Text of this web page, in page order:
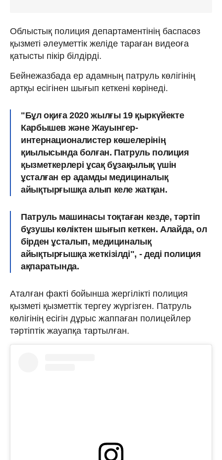
Облыстық полиция департаментінің баспасөз
қызметі әлеуметтік желіде тараған видеоға
қатысты пікір білдірді.
Бейнежазбада ер адамның патруль көлігінің
артқы есігінен шығып кеткені көрінеді.
"Бұл оқиға 2020 жылғы 19 қыркүйекте
Карбышев және Жауынгер-
интернационалистер көшелерінің
қиылысында болған. Патруль полиция
қызметкерлері ұсақ бұзақылық үшін
ұсталған ер адамды медициналық
айықтырғышқа алып келе жатқан.
Патруль машинасы тоқтаған кезде, тәртіп
бұзушы көліктен шығып кеткен. Алайда, ол
бірден ұсталып, медициналық
айықтырғышқа жеткізілді", - деді полиция
ақпаратында.
Аталған факті бойынша жергілікті полиция
қызметі қызметтік тергеу жүргізген. Патруль
көлігінің есігін дұрыс жаппаған полицейлер
тәртіптік жауапқа тартылған.